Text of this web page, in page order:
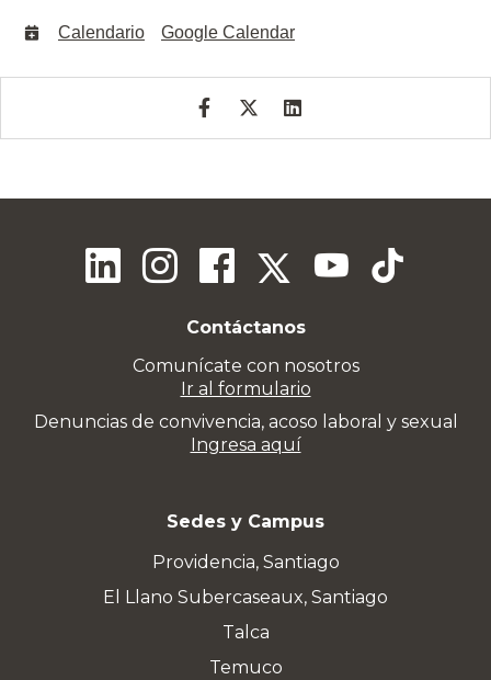
Calendario Google Calendar
Contáctanos
Comunícate con nosotros
Ir al formulario
Denuncias de convivencia, acoso laboral y sexual
Ingresa aquí
Sedes y Campus
Providencia, Santiago
El Llano Subercaseaux, Santiago
Talca
Temuco